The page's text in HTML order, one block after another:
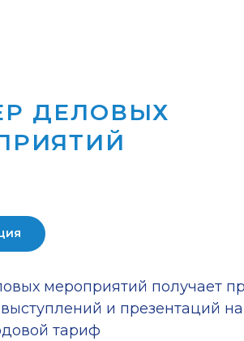
ДЕЛОВЫХ
мероприятий получает
и презентаций
тариф